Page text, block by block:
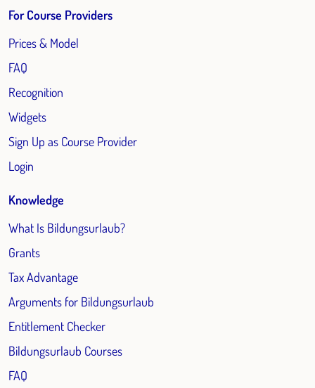
For Course Providers
Prices & Model
FAQ
Recognition
Widgets
Sign Up as Course Provider
Login
Knowledge
What Is Bildungsurlaub?
Grants
Tax Advantage
Arguments for Bildungsurlaub
Entitlement Checker
Bildungsurlaub Courses
FAQ